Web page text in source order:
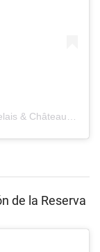
de la Reserva